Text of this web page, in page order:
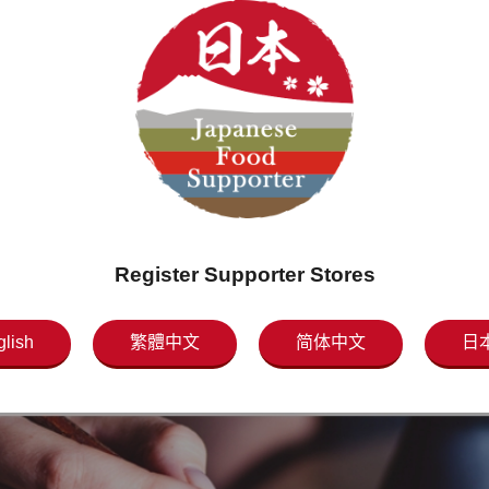
Register Supporter Stores
繁體中文 简体中文 日